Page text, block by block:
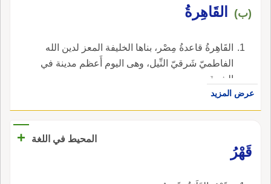
(ب) القَاهِرةُ
القَاهِرةُ قاعدةُ مِصْر، بناها الخليفة المعز لدين الله
الفاطميّ شَرقيّ النِّيل، وهى اليوم أَعظم مدينة في
الشرق.
عرض المزيد
المحيط في اللغة
+
قَهْرُ